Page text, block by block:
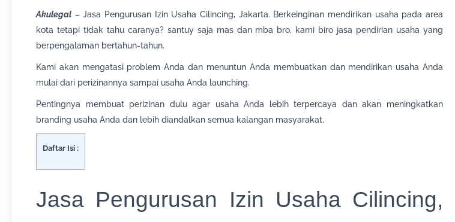
Akulegal – Jasa Pengurusan Izin Usaha Cilincing, Jakarta. Berkeinginan mendirikan usaha pada area
kota tetapi tidak tahu caranya? santuy saja mas dan mba bro, kami biro jasa pendirian usaha yang
berpengalaman bertahun-tahun.
Kami akan mengatasi problem Anda dan menuntun Anda membuatkan dan mendirikan usaha Anda
mulai dari perizinannya sampai usaha Anda launching.
Pentingnya membuat perizinan dulu agar usaha Anda lebih terpercaya dan akan meningkatkan
branding usaha Anda dan lebih diandalkan semua kalangan masyarakat.
Daftar Isi :
Jasa Pengurusan Izin Usaha Cilincing,